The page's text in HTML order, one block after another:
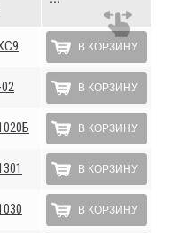
В КОРЗИНУ
В КОРЗИНУ
В КОРЗИНУ
В КОРЗИНУ
В КОРЗИНУ